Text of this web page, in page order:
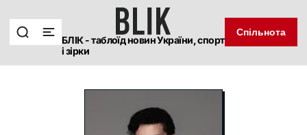
БЛІК - таблоїд новин України, спорт
і зірки
Спільнота